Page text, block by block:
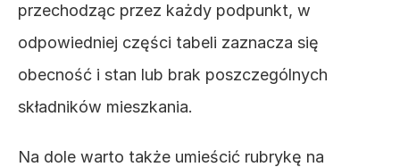
przechodząc przez każdy podpunkt, w
odpowiedniej części tabeli zaznacza się
obecność i stan lub brak poszczególnych
składników mieszkania.
Na dole warto także umieścić rubrykę na